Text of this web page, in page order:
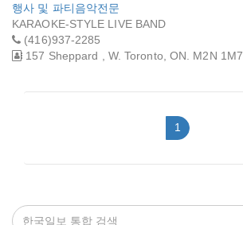
행사 및 파티음악전문
KARAOKE-STYLE LIVE BAND
(416)937-2285
157 Sheppard , W. Toronto, ON. M2N 1M7
1